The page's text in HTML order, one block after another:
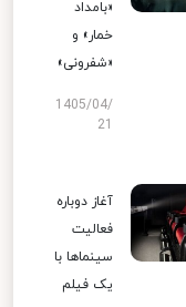
«بامداد
خمار» و
«شفرونی»
1405/04/
آغاز دوباره
فعالیت
سینماها با
یک فیلم